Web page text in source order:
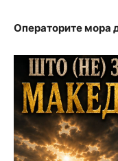
Операторите мора